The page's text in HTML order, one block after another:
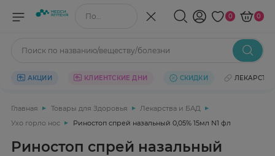
Поиск по названию/веществу 0 0
Поиск по названию/веществу/болезни
АКЦИИ КЛИЕНТСКИЕ ДНИ СКИДКИ ЛЕКАРСТВА
Главная Товары для Здоровья
Лекарства и БАД
Ухо горло нос
Риностоп спрей назальный 0,05% 15мл N1 фл
Риностоп спрей назальный